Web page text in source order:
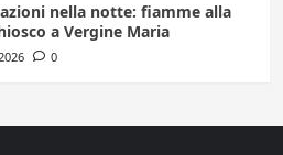
nella notte: fiamme alla
a Vergine Maria
0